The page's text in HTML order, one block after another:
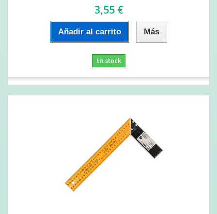
3,55 €
Añadir al carrito Más
En stock